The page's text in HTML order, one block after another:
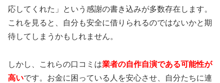
応してくれた」という感謝の書き込みが多数存在します。
これを見ると、自分も安全に借りられるのではないかと期
待してしまうかもしれません。
しかし、これらの口コミは業者の自作自演である可能性が
高いです。お金に困っている人を安心させ、自分たちに連